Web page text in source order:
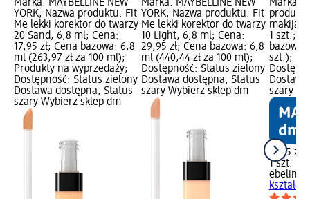
Marka: MAYBELLINE NEW
YORK; Nazwa produktu: Fit
Me lekki korektor do twarzy
20 Sand, 6,8 ml; Cena:
17,95 zł; Cena bazowa: 6,8
ml (263,97 zł za 100 ml);
Produkty na wyprzedaży;
Dostępność: Status zielony
Dostawa dostępna, Status
szary Wybierz sklep dm
Marka: MAYBELLINE NEW
YORK; Nazwa produktu: Fit
Me lekki korektor do twarzy
10 Light, 6,8 ml; Cena:
29,95 zł; Cena bazowa: 6,8
ml (440,44 zł za 100 ml);
Dostępność: Status zielony
Dostawa dostępna, Status
szary Wybierz sklep dm
Marka:
1 szt.;
bazowa:
szt.);
szary
11,95 zł
1 szt.
ebelin